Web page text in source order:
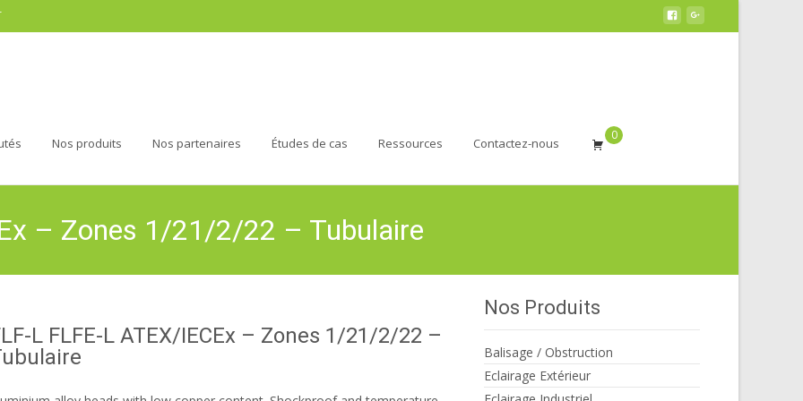
Nos produits Nos partenaires Études de cas Ressources Contactez-nous
0
– Zones 1/21/2/22 – Tubulaire
L FLFE-L ATEX/IECEx – Zones 1/21/2/22 –
Nos Produits
Balisage / Obstruction
Eclairage Extérieur